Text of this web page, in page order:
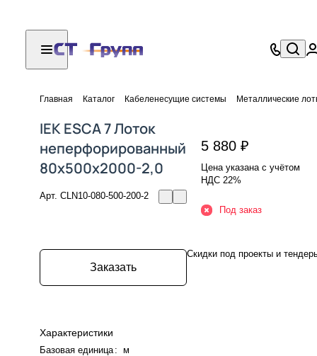
Главная Каталог Кабеленесущие системы Металлические
IEK ESCA 7 Лоток
неперфорированный
80х500х2000-2,0
Арт. CLN10-080-500-200-2
Заказать
Характеристики
Базовая единица : м
5 880 ₽
Цена указана с учётом
НДС 22%
Под заказ
Скидки под проекты и